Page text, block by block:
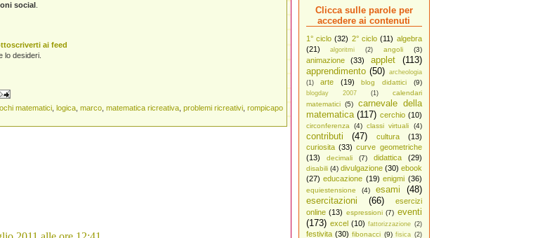
Clicca sulle parole per
accedere ai contenuti
1° ciclo (32) 2° ciclo (11) algebra
(21)
algoritmi (2) angoli (3)
animazione (33) applet
(113)
apprendimento (50) archeologia
(1)
arte (19) blog didattici (9)
blogday 2007 (1)
calendari
matematici
(5)
carnevale della
matematica (117) cerchio (10)
circonferenza (4) classi virtuali (4)
contributi (47) cultura
(13)
curiosita (33) curve geometriche
(13)
decimali (7) didattica (29)
disabili (4) divulgazione (30) ebook
(27) educazione (19) enigmi (36)
equiestensione (4) esami
(48)
esercitazioni
(66)
esercizi
online (13) espressioni (7) eventi
(173) excel (10) fattorizzazione (2)
festivita (30) fibonacci (9) fisica (2)
social.
ai feed
lo desideri.
matematici, logica, marco, matematica ricreativa, problemi ricreativi, rompicapo